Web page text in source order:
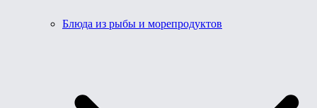
Блюда из рыбы и морепродуктов